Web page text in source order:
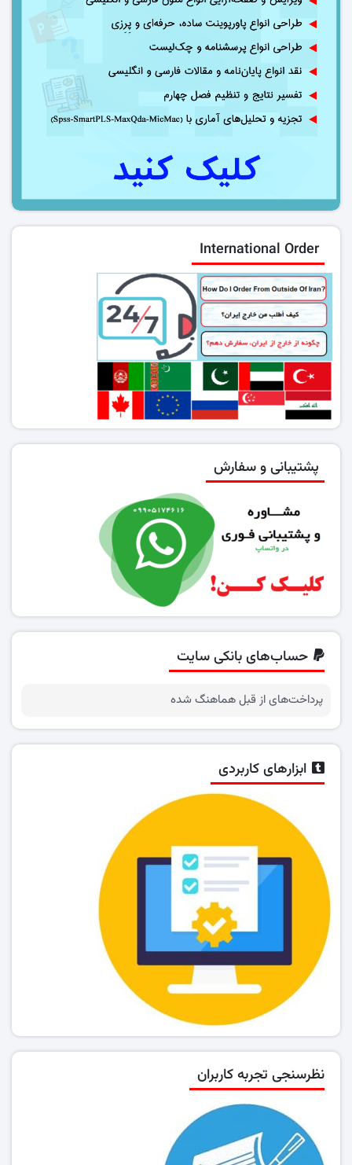
International Order
پشتیبانی و سفارش
حساب‌های بانکی سایت
پرداخت‌های از قبل هماهنگ شده
ابزارهای کاربردی
نظرسنجی تجربه کاربران